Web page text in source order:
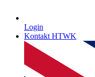
Login
Kontakt HTWK